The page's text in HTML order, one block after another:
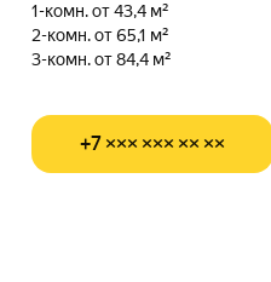
1-комн. от 43,4 м²
2-комн. от 65,1 м²
3-комн. от 84,4 м²
+7 ××× ××× ×× ××